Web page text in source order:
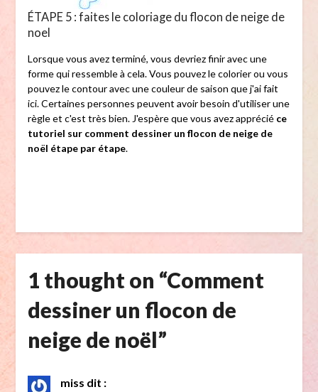
ÉTAPE 5 : faites le coloriage du flocon de neige de
noel
Lorsque vous avez terminé, vous devriez finir avec une
forme qui ressemble à cela. Vous pouvez le colorier ou vous
pouvez le contour avec une couleur de saison que j'ai fait
ici. Certaines personnes peuvent avoir besoin d'utiliser une
règle et c'est très bien. J'espère que vous avez apprécié ce
tutoriel sur comment dessiner un flocon de neige de
noël étape par étape.
1 thought on “Comment
dessiner un flocon de
neige de noël”
miss dit :